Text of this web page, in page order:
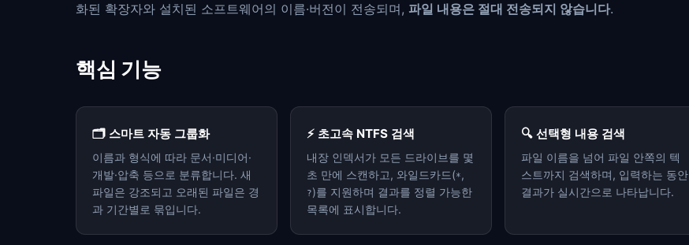
화된 확장자와 설치된 소프트웨어의 이름·버전이 전송되며, 파일 내용은 절대 전송되지 않습니다.
핵심 기능
🗂️ 스마트 자동 그룹화
이름과 형식에 따라 문서·미디어·
개발·압축 등으로 분류합니다. 새
파일은 강조되고 오래된 파일은 경
과 기간별로 묶입니다.
⚡ 초고속 NTFS 검색
내장 인덱서가 모든 드라이브를 몇
초 만에 스캔하고, 와일드카드(*,
?)를 지원하며 결과를 정렬 가능한
목록에 표시합니다.
🔍 선택형 내용 검색
파일 이름을 넘어 파일 안쪽의 텍
스트까지 검색하며, 입력하는 동안
결과가 실시간으로 나타납니다.